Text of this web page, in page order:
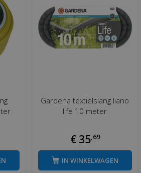
Gardena textielslang liano
life 10 meter
€ 35 69
IN WINKELWAGEN